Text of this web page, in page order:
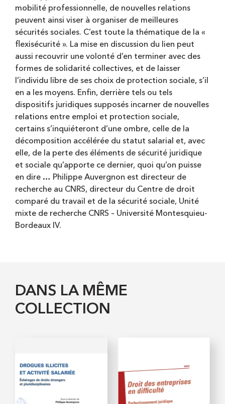
mobilité professionnelle, de nouvelles relations
peuvent ainsi viser à organiser de meilleures
sécurités sociales. C’est toute la thématique de la «
flexisécurité ». La mise en discussion du lien peut
aussi recouvrir une volonté d’en terminer avec des
formes de solidarité collectives, et de laisser
l’individu libre de ses choix de protection sociale, s’il
en a les moyens. Enfin, derrière tels ou tels
dispositifs juridiques supposés incarner de nouvelles
relations entre emploi et protection sociale,
certains s’inquiéteront d’une ombre, celle de la
décomposition accélérée du statut salarial et, avec
elle, de la perte des éléments de sécurité juridique
et sociale qu’apporte ce dernier, quoi qu’on puisse
en dire … Philippe Auvergnon est directeur de
recherche au CNRS, directeur du Centre de droit
comparé du travail et de la sécurité sociale, Unité
mixte de recherche CNRS – Université Montesquieu-
Bordeaux IV.
DANS LA MÊME
COLLECTION